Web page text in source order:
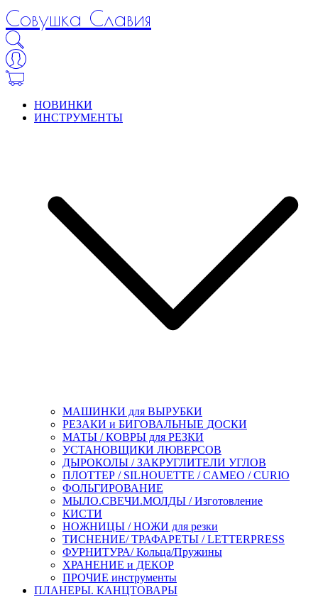
Совушка Славия
НОВИНКИ
ИНСТРУМЕНТЫ
МАШИНКИ для ВЫРУБКИ
РЕЗАКИ и БИГОВАЛЬНЫЕ ДОСКИ
МАТЫ / КОВРЫ для РЕЗКИ
УСТАНОВЩИКИ ЛЮВЕРСОВ
ДЫРОКОЛЫ / ЗАКРУГЛИТЕЛИ УГЛОВ
ПЛОТТЕР / SILHOUETTE / CAMEO / CURIO
ФОЛЬГИРОВАНИЕ
МЫЛО.СВЕЧИ.МОЛДЫ / Изготовление
КИСТИ
НОЖНИЦЫ / НОЖИ для резки
ТИСНЕНИЕ/ ТРАФАРЕТЫ / LETTERPRESS
ФУРНИТУРА/ Кольца/Пружины
ХРАНЕНИЕ и ДЕКОР
ПРОЧИЕ инструменты
ПЛАНЕРЫ. КАНЦТОВАРЫ